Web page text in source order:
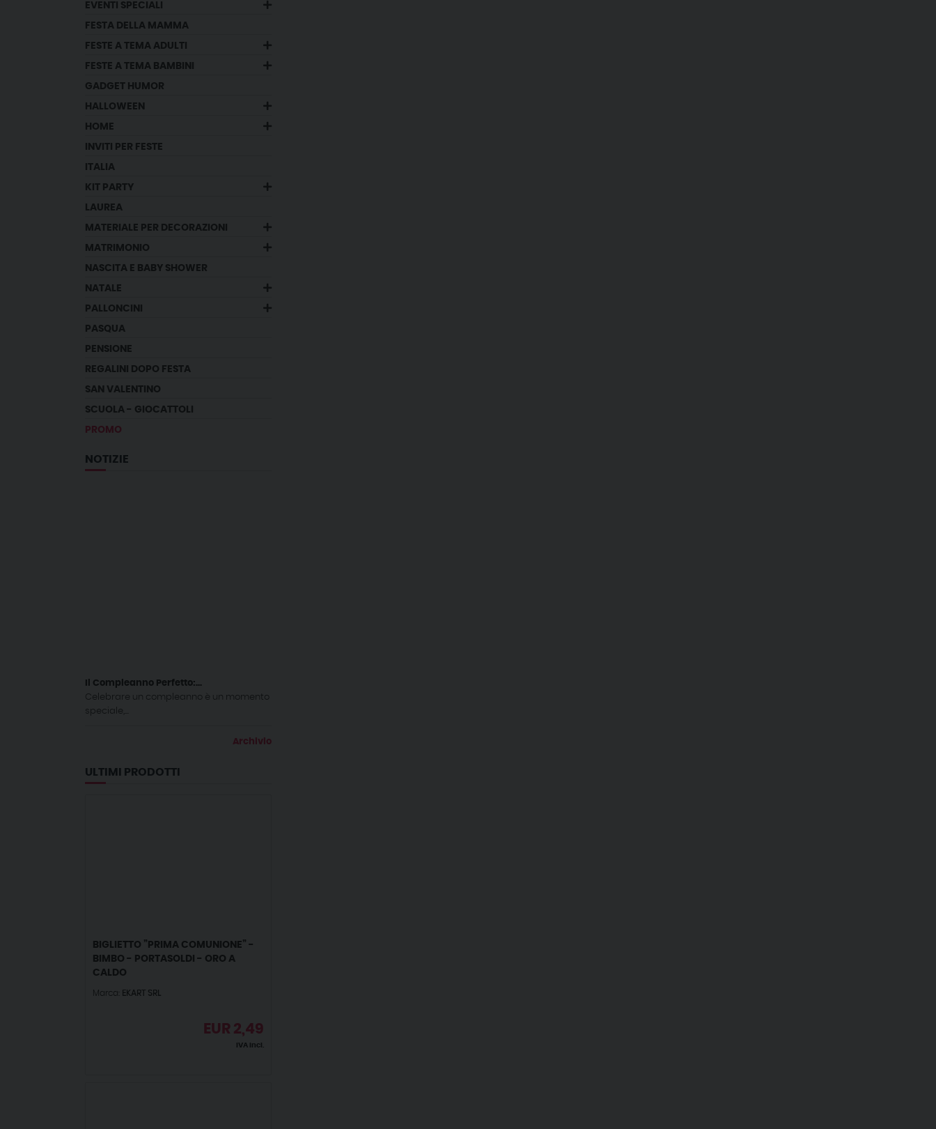
EVENTI SPECIALI
FESTA DELLA MAMMA
FESTE A TEMA ADULTI
FESTE A TEMA BAMBINI
GADGET HUMOR
HALLOWEEN
HOME
INVITI PER FESTE
ITALIA
KIT PARTY
LAUREA
MATERIALE PER DECORAZIONI
MATRIMONIO
NASCITA E BABY SHOWER
NATALE
PALLONCINI
PASQUA
PENSIONE
REGALINI DOPO FESTA
SAN VALENTINO
SCUOLA - GIOCATTOLI
PROMO
NOTIZIE
Il Compleanno Perfetto:...
Celebrare un compleanno è un momento
speciale,...
Archivio
ULTIMI PRODOTTI
BIGLIETTO ”PRIMA COMUNIONE” -
BIMBO - PORTASOLDI - ORO A
CALDO
Marca: EKART SRL
EUR 2,49
IVA incl.